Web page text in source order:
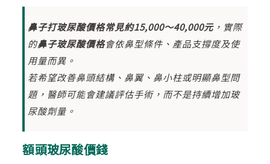
鼻子打玻尿酸價格常見約15,000～40,000元，實際
的鼻子玻尿酸價格會依鼻型條件、產品支撐度及使
用量而異。
若希望改善鼻頭結構、鼻翼、鼻小柱或明顯鼻型問
題，醫師可能會建議評估手術，而不是持續增加玻
尿酸劑量。
額頭玻尿酸價錢